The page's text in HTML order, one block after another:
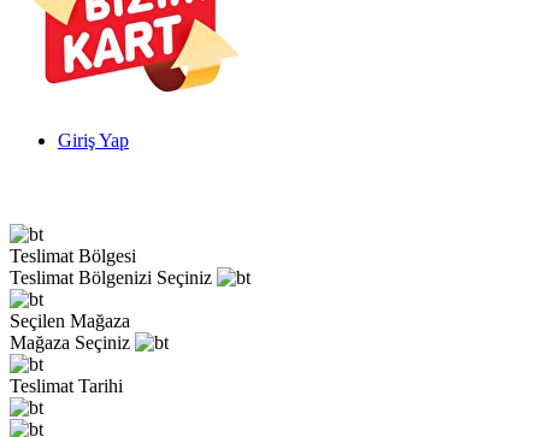
Giriş Yap
Teslimat Bölgesi
Teslimat Bölgenizi Seçiniz
Seçilen Mağaza
Mağaza Seçiniz
Teslimat Tarihi